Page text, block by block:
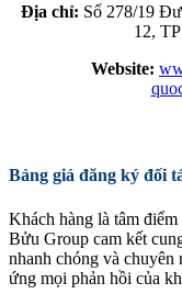
Địa chỉ: Số 278/19
12,
Website:
Bảng giá đăng ký đối
Khách hàng là tâm
Bửu Group cam kết
nhanh chóng và
ứng mọi phản hồi của